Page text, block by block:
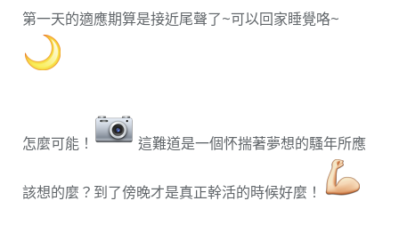
第一天的適應期算是接近尾聲了~可以回家睡覺咯~
怎麼可能！ 這難道是一個怀揣著夢想的騷年所應
該想的麼？到了傍晚才是真正幹活的時候好麼！